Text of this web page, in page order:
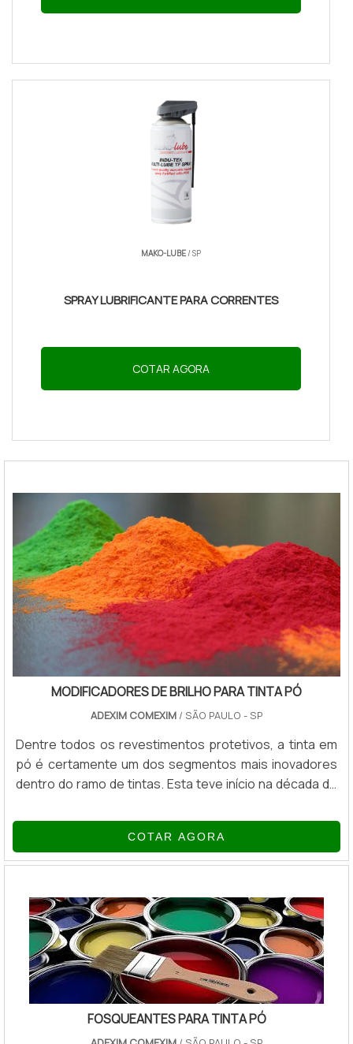
MAKO-LUBE / SP
SPRAY LUBRIFICANTE PARA CORRENTES
COTAR AGORA
MODIFICADORES DE BRILHO PARA TINTA PÓ
ADEXIM COMEXIM / SÃO PAULO - SP
Dentre todos os revestimentos protetivos, a tinta em
pó é certamente um dos segmentos mais inovadores
dentro do ramo de tintas. Esta teve início na década de
crescimento e desenvolvimento até os dias de hoje.
Uns dos principais produtos para a finalização são os
modificadores de brilho para tinta pó.MAIS SOBRE O
tipos diferentes de componen...
COTAR AGORA
FOSQUEANTES PARA TINTA PÓ